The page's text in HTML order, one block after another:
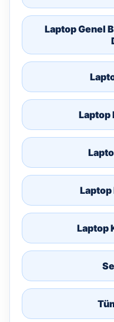
Laptop Genel
Laptop
Laptop
Laptop